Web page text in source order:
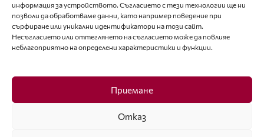
информация за устройството. Съгласието с тези технологии ще ни
позволи да обработваме данни, като например поведение при
сърфиране или уникални идентификатори на този сайт.
Несъгласието или оттеглянето на съгласието може да повлияе
неблагоприятно на определени характеристики и функции.
Приемане
Отказ